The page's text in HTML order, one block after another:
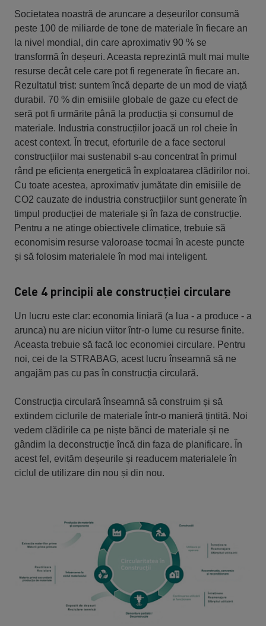
Societatea noastră de aruncare a deșeurilor consumă
peste 100 de miliarde de tone de materiale în fiecare an
la nivel mondial, din care aproximativ 90 % se
transformă în deșeuri. Aceasta reprezintă mult mai multe
resurse decât cele care pot fi regenerate în fiecare an.
Rezultatul trist: suntem încă departe de un mod de viață
durabil. 70 % din emisiile globale de gaze cu efect de
seră pot fi urmărite până la producția și consumul de
materiale. Industria construcțiilor joacă un rol cheie în
acest context. În trecut, eforturile de a face sectorul
construcțiilor mai sustenabil s-au concentrat în primul
rând pe eficiența energetică în exploatarea clădirilor noi.
Cu toate acestea, aproximativ jumătate din emisiile de
CO2 cauzate de industria construcțiilor sunt generate în
timpul producției de materiale și în faza de construcție.
Pentru a ne atinge obiectivele climatice, trebuie să
economisim resurse valoroase tocmai în aceste puncte
și să folosim materialele în mod mai inteligent.
Cele 4 principii ale construcției circulare
Un lucru este clar: economia liniară (a lua - a produce - a
arunca) nu are niciun viitor într-o lume cu resurse finite.
Aceasta trebuie să facă loc economiei circulare. Pentru
noi, cei de la STRABAG, acest lucru înseamnă să ne
angajăm pas cu pas în construcția circulară.
Construcția circulară înseamnă să construim și să
extindem ciclurile de materiale într-o manieră țintită. Noi
vedem clădirile ca pe niște bănci de materiale și ne
gândim la deconstrucție încă din faza de planificare. În
acest fel, evităm deșeurile și readucem materialele în
ciclul de utilizare din nou și din nou.